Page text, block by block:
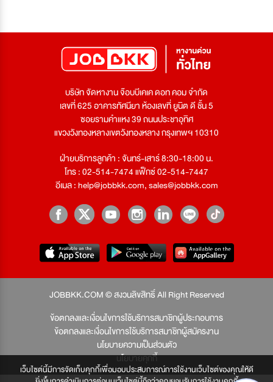
เว็บไซต์นี้มีการจัดเก็บคุกกี้เพื่อมอบประสบการณ์การใช้งานเว็บไซต์ของคุณให้ดี
บริษัท จัดหางาน จ๊อบบีเคเค ดอท คอม จำกัด
เลขที่ 625 อาคารทัศนียา ห้องเลขที่ ยูนิต ดี ชั้น 5
ซอยรามคำแหง 39 ถนนประชาอุทิศ
แขวงวังทองหลางเขตวังทองหลาง กรุงเทพฯ 10310
ฝ่ายบริการลูกค้า : จันทร์-เสาร์ 8:30-18:00 น.
โทร : 02-514-7474 แฟ็กซ์ 02-514-7447
อีเมล :help@jobbkk.com,sales@jobbkk.com
JOBBKK.COM © สงวนลิขสิทธิ์ All Right Reserved
ข้อตกลงและเงื่อนไขการใช้บริการสมาชิกผู้ประกอบการ
ข้อตกลงและเงื่อนไขการใช้บริการสมาชิกผู้สมัครงาน
นโยบายความเป็นส่วนตัว
นโยบายคุกกี้